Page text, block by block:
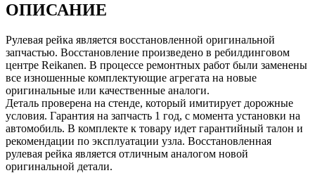
ОПИСАНИЕ
Рулевая рейка является восстановленной оригинальной
запчастью. Восстановление произведено в ребилдинговом
центре Reikanen. В процессе ремонтных работ были заменены
все изношенные комплектующие агрегата на новые
оригинальные или качественные аналоги.
Деталь проверена на стенде, который имитирует дорожные
условия. Гарантия на запчасть 1 год, с момента установки на
автомобиль. В комплекте к товару идет гарантийный талон и
рекомендации по эксплуатации узла. Восстановленная
рулевая рейка является отличным аналогом новой
оригинальной детали.